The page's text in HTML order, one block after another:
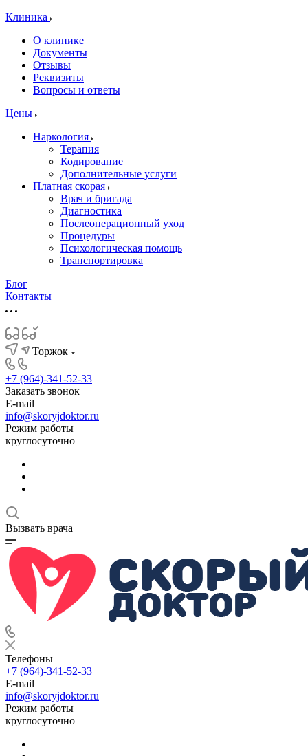
Клиника
О клинике
Документы
Отзывы
Реквизиты
Вопросы и ответы
Цены
Наркология
Терапия
Кодирование
Дополнительные услуги
Платная скорая
Врач и бригада
Диагностика
Послеоперационный уход
Процедуры
Психологическая помощь
Транспортировка
Блог
Контакты
Торжок
+7 (964)-341-52-33
Заказать звонок
E-mail
info@skoryjdoktor.ru
Режим работы
круглосуточно
Вызвать врача
Телефоны
+7 (964)-341-52-33
E-mail
info@skoryjdoktor.ru
Режим работы
круглосуточно